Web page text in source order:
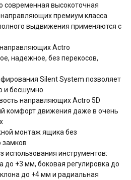
современная высокоточная
премиум класса
выдвижения применяются с
Actro
надежное, без перекосов,
Silent System позволяет
и бесшумно
направляющих Actro 5D
комфорт движения даже в очень
монтаж ящика без
замков
использования инструментов:
до +3 мм, боковая регулировка до
до +4 мм и радиальная